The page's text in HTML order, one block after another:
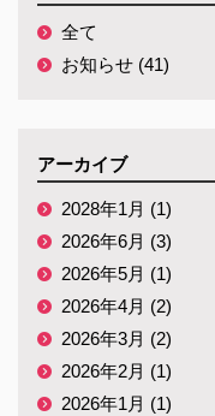
全て
お知らせ (41)
アーカイブ
2028年1月 (1)
2026年6月 (3)
2026年5月 (1)
2026年4月 (2)
2026年3月 (2)
2026年2月 (1)
2026年1月 (1)